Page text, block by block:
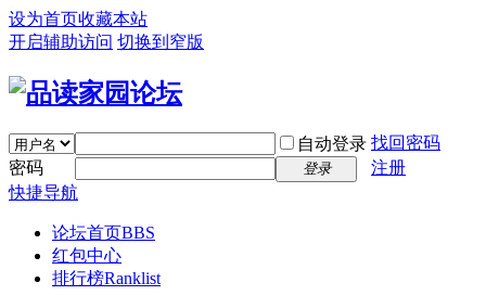
设为首页收藏本站
开启辅助访问 切换到窄版
自动登录 找回密码
密码
登录
注册
快捷导航
论坛首页BBS
红包中心
排行榜Ranklist